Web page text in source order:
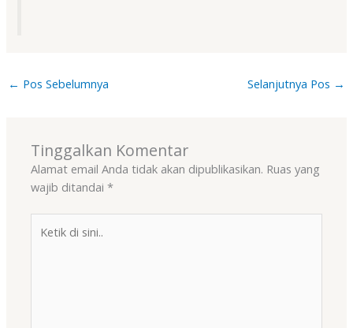
← Pos Sebelumnya Selanjutnya Pos →
Tinggalkan Komentar
Alamat email Anda tidak akan dipublikasikan. Ruas yang
wajib ditandai*